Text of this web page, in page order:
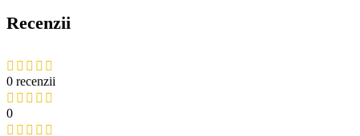
Recenzii
0 recenzii
0